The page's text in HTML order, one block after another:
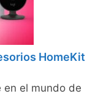
HomeKit
en el mundo de